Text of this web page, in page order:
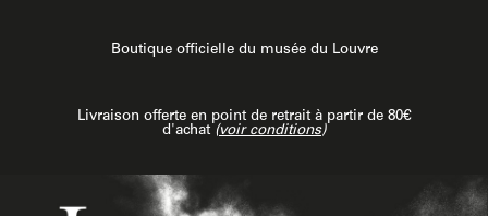
Boutique officielle du musée du Louvre
Livraison offerte en point de retrait à partir de 80€
d'achat (voir conditions)